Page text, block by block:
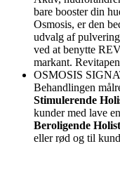
bare booster din
Osmosis, er den
udvalg af
ved at benytte
markant.
OSMOSIS
Behandlingen
Stimulerende
kunder med lave
Beroligende
eller rød og til